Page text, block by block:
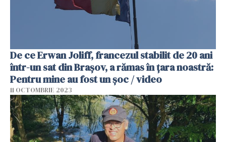
De ce Erwan Joliff, francezul stabilit de 20 ani
într-un sat din Brașov, a rămas în țara noastră:
Pentru mine au fost un șoc / video
11 OCTOMBRIE 2023